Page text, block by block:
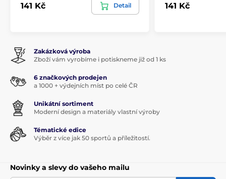
141 Kč Detail 141 Kč
Zakázková výroba
Zboží vám vyrobíme i potiskneme již od 1 ks
6 značkových prodejen
a 1000 + výdejních míst po celé ČR
Unikátní sortiment
Moderní design a materiály vlastní výroby
Tématické edice
Výběr z více jak 50 sportů a příležitostí.
Novinky a slevy do vašeho mailu